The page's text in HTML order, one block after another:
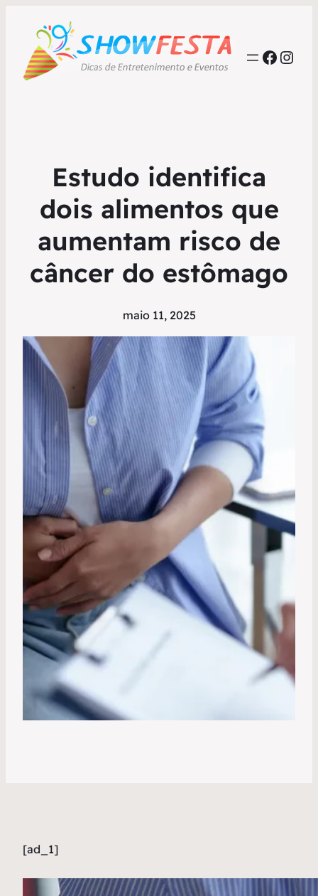
Estudo identifica
dois alimentos que
aumentam risco de
câncer do estômago
maio 11, 2025
[ad_1]